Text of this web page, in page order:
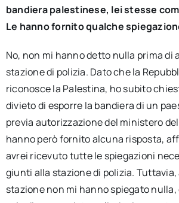
bandiera palestinese, lei stesse
Le hanno fornito qualche
No, non mi hanno detto nulla prima di
stazione di polizia. Dato che la
riconosce la Palestina, ho subito
divieto di esporre la bandiera di un
previa autorizzazione del ministero
hanno però fornito alcuna risposta,
avrei ricevuto tutte le spiegazioni
giunti alla stazione di polizia. Tuttavia,
stazione non mi hanno spiegato